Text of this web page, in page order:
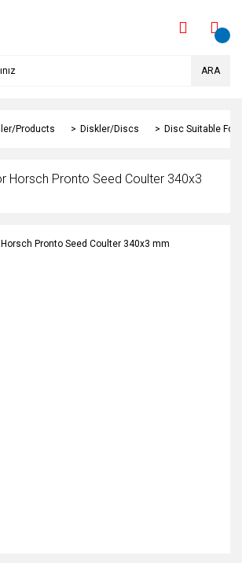
ARA
Products Diskler/Discs Disc Suitable For
Horsch Pronto Seed Coulter 340x3